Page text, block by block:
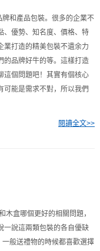
和產品包裝。很多的企業不
、優勢、知名度、價格、特
打造的精美包裝不遺余力
的品牌好牛的等。這樣打造
這個問題吧！其實有個核心
可能是需求不對，所以我們
閱讀全文>>
盒哪個更好的相關問題，
一說這兩類包裝的各自優缺
般送禮物的時候都喜歡選擇